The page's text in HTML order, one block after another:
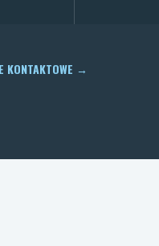
KONTAKTOWE →